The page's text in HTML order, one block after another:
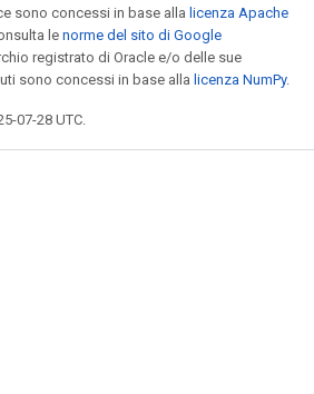
sono concessi in base alla licenza Apache
le norme del sito di Google
registrato di Oracle e/o delle sue
sono concessi in base alla licenza NumPy.
07-28 UTC.